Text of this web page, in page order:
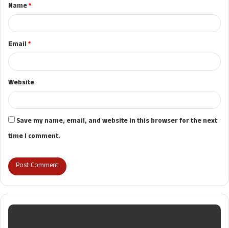
*Name*
Email*
Website
Save my name, email, and website in this browser for the next
time I comment.